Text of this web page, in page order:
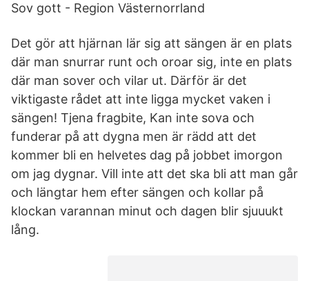
Sov gott - Region Västernorrland
Det gör att hjärnan lär sig att sängen är en plats
där man snurrar runt och oroar sig, inte en plats
där man sover och vilar ut. Därför är det
viktigaste rådet att inte ligga mycket vaken i
sängen! Tjena fragbite, Kan inte sova och
funderar på att dygna men är rädd att det
kommer bli en helvetes dag på jobbet imorgon
om jag dygnar. Vill inte att det ska bli att man går
och längtar hem efter sängen och kollar på
klockan varannan minut och dagen blir sjuuukt
lång.